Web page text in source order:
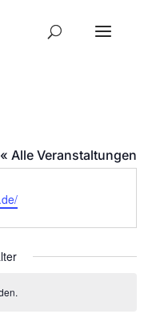
« Alle Veranstaltungen